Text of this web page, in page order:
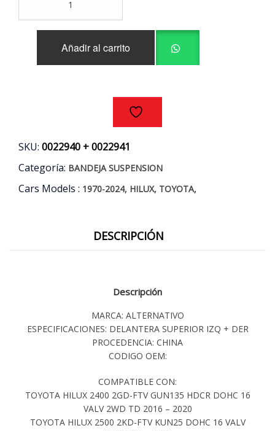
era:
$50.000.$39.990.
(PAR)
TOYOTA
Añadir al carrito
SKU: 0022940 + 0022941
Categoría: BANDEJA SUSPENSION
Cars Models : 1970-2024, HILUX, TOYOTA,
DESCRIPCIÓN
Descripción
MARCA: ALTERNATIVO
ESPECIFICACIONES: DELANTERA SUPERIOR IZQ + DER
PROCEDENCIA: CHINA
CODIGO OEM:
COMPATIBLE CON:
TOYOTA HILUX 2400 2GD-FTV GUN135 HDCR DOHC 16
VALV 2WD TD 2016 – 2020
TOYOTA HILUX 2500 2KD-FTV KUN25 DOHC 16 VALV